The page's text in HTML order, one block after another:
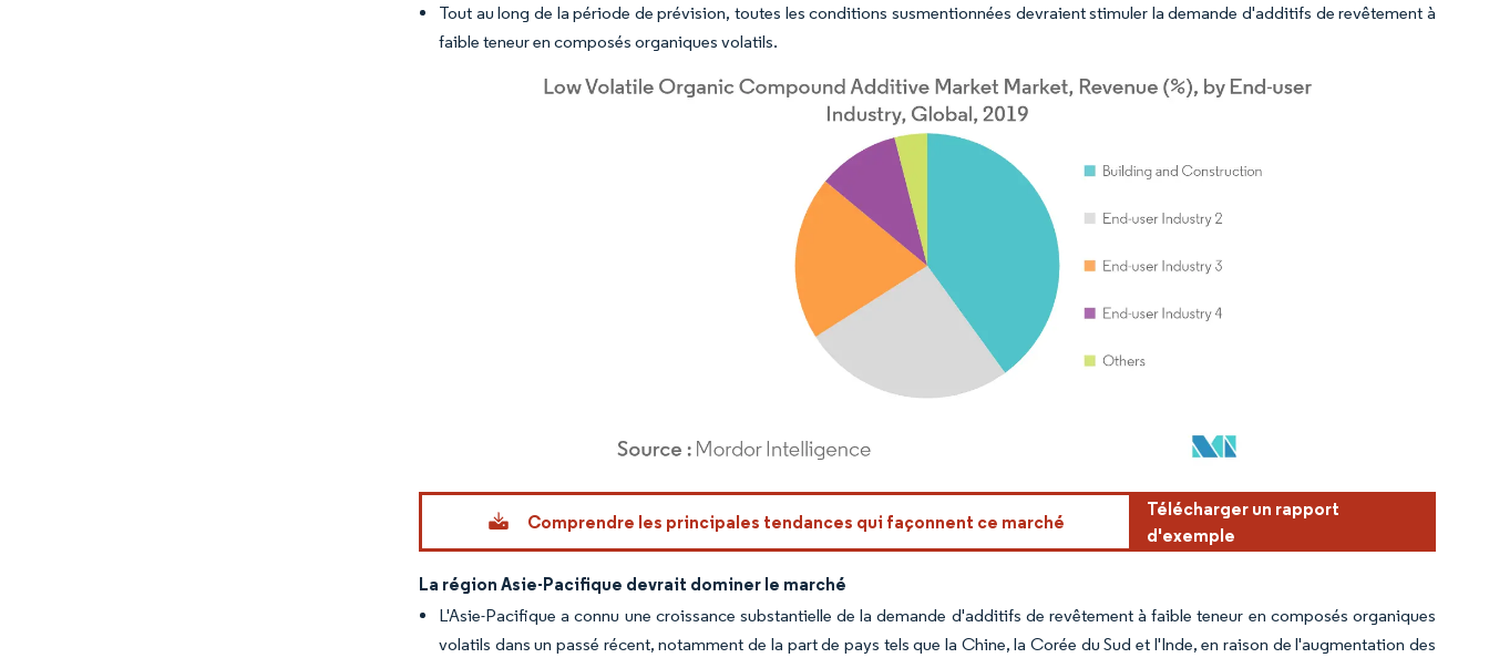
Tout au long de la période de prévision, toutes les conditions susmentionnées devraient stimuler la demande d'additifs de revêtement à
faible teneur en composés organiques volatils.
Image © Mordor Intelligence. La réutilisation nécessite une attribution sous CC BY 4.0.
Comprendre les principales tendances qui façonnent ce marché
Télécharger un rapport
d'exemple
La région Asie-Pacifique devrait dominer le marché
L'Asie-Pacifique a connu une croissance substantielle de la demande d'additifs de revêtement à faible teneur en composés organiques
volatils dans un passé récent, notamment de la part de pays tels que la Chine, la Corée du Sud et l'Inde, en raison de l'augmentation des